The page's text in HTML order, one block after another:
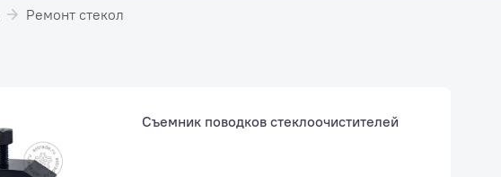
Ремонт стекол
Съемник поводков стеклоочистителей